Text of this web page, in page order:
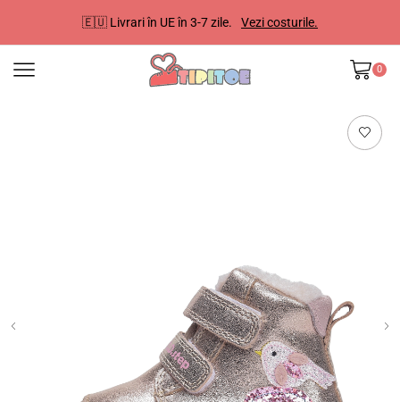
🇪🇺 Livrari în UE în 3-7 zile. Vezi costurile.
0